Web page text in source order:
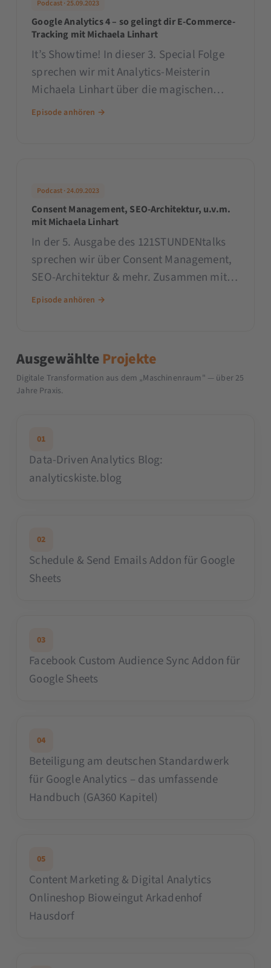
Podcast · 25.09.2023
Google Analytics 4 – so gelingt dir E-Commerce-
Tracking mit Michaela Linhart
It’s Showtime! In dieser 3. Special Folge
sprechen wir mit Analytics-Meisterin
Michaela Linhart über die magischen
Daten des E-Commerce Trackings in
Episode anhören →
Podcast · 24.09.2023
Consent Management, SEO-Architektur, u.v.m.
mit Michaela Linhart
In der 5. Ausgabe des 121STUNDENtalks
sprechen wir über Consent Management,
SEO-Architektur & mehr. Zusammen mit
Michaela Linhart schauen wir uns Online-
Episode anhören →
Ausgewählte Projekte
Digitale Transformation aus dem „Maschinenraum" — über 25
Jahre Praxis.
01
Data-Driven Analytics Blog:
analyticskiste.blog
02
Schedule & Send Emails Addon für Google
Sheets
03
Facebook Custom Audience Sync Addon für
Google Sheets
04
Beteiligung am deutschen Standardwerk
für Google Analytics – das umfassende
Handbuch (GA360 Kapitel)
05
Content Marketing & Digital Analytics
Onlineshop Bioweingut Arkadenhof
Hausdorf